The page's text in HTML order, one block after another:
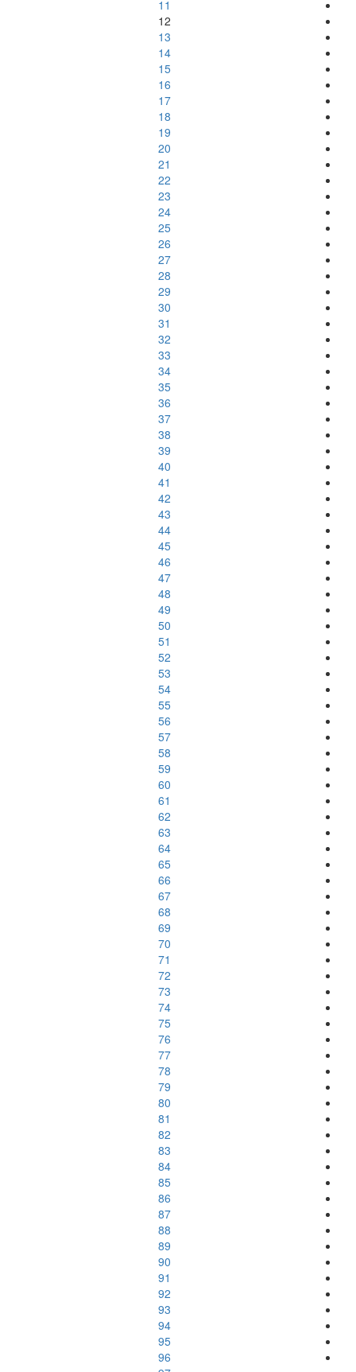
11
12
13
14
15
16
17
18
19
20
21
22
23
24
25
26
27
28
29
30
31
32
33
34
35
36
37
38
39
40
41
42
43
44
45
46
47
48
49
50
51
52
53
54
55
56
57
58
59
60
61
62
63
64
65
66
67
68
69
70
71
72
73
74
75
76
77
78
79
80
81
82
83
84
85
86
87
88
89
90
91
92
93
94
95
96